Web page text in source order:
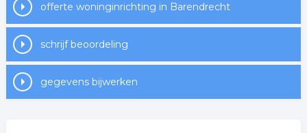
offerte woninginrichting in Barendrecht
schrijf beoordeling
gegevens bijwerken